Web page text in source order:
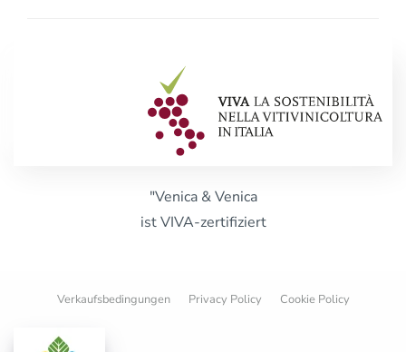
"Venica & Venica
ist VIVA-zertifiziert
Verkaufsbedingungen Privacy Policy Cookie Policy